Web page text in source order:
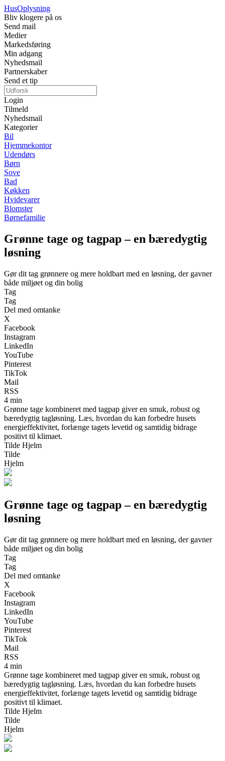
HusOplysning
Bliv klogere på os
Send mail
Medier
Markedsføring
Min adgang
Nyhedsmail
Partnerskaber
Send et tip
Login
Tilmeld
Nyhedsmail
Kategorier
Bil
Hjemmekontor
Udendørs
Børn
Sove
Bad
Køkken
Hvidevarer
Blomster
Børnefamilie
Grønne tage og tagpap – en bæredygtig
løsning
Gør dit tag grønnere og mere holdbart med en løsning, der gavner
både miljøet og din bolig
Tag
Tag
Del med omtanke
X
Facebook
Instagram
LinkedIn
YouTube
Pinterest
TikTok
Mail
RSS
4 min
Grønne tage kombineret med tagpap giver en smuk, robust og
bæredygtig tagløsning. Læs, hvordan du kan forbedre husets
energieffektivitet, forlænge tagets levetid og samtidig bidrage
positivt til klimaet.
Tilde Hjelm
Tilde
Hjelm
Grønne tage og tagpap – en bæredygtig
løsning
Gør dit tag grønnere og mere holdbart med en løsning, der gavner
både miljøet og din bolig
Tag
Tag
Del med omtanke
X
Facebook
Instagram
LinkedIn
YouTube
Pinterest
TikTok
Mail
RSS
4 min
Grønne tage kombineret med tagpap giver en smuk, robust og
bæredygtig tagløsning. Læs, hvordan du kan forbedre husets
energieffektivitet, forlænge tagets levetid og samtidig bidrage
positivt til klimaet.
Tilde Hjelm
Tilde
Hjelm